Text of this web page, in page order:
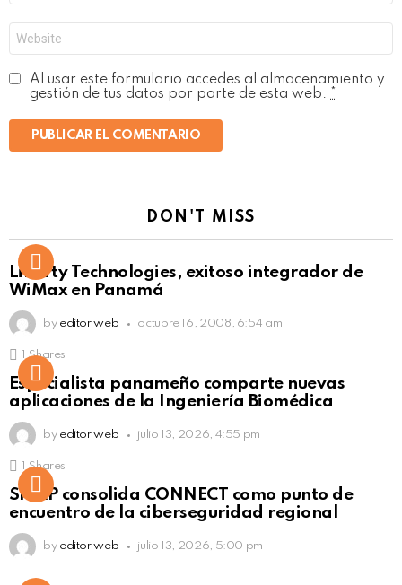
*
Al usar este formulario accedes al almacenamiento y
gestión de tus datos por parte de esta web. *
DON'T MISS
Liberty Technologies, exitoso integrador de
WiMax en Panamá
by editor web octubre 16, 2008, 6:54 am
Click to view this post
Shares
Especialista panameño comparte nuevas
aplicaciones de la Ingeniería Biomédica
by editor web julio 13, 2026, 4:55 pm
Click to view this post
Shares
SISAP consolida CONNECT como punto de
encuentro de la ciberseguridad regional
by editor web julio 13, 2026, 5:00 pm